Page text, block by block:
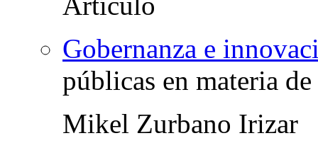
Gobernanza e
públicas en materia
Mikel Zurbano Irizar